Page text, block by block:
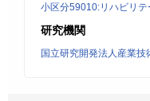
小区分59010:リハビリ
研究機関
国立研究開発法人産業技